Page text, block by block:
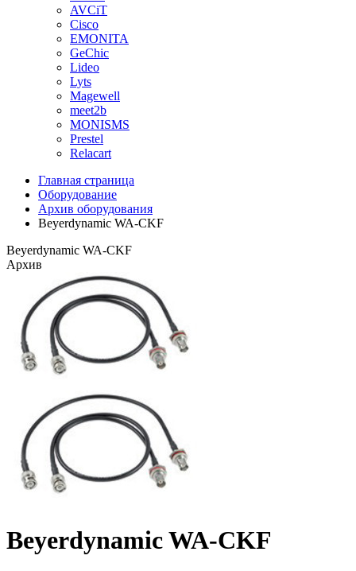
AVCiT
Cisco
EMONITA
GeChic
Lideo
Lyts
Magewell
meet2b
MONISMS
Prestel
Relacart
Главная страница
Оборудование
Архив оборудования
Beyerdynamic WA-CKF
Beyerdynamic WA-CKF
Архив
Beyerdynamic WA-CKF